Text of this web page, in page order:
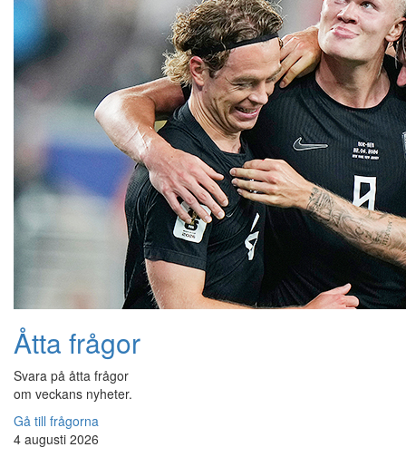
Åtta frågor
Svara på åtta frågor
om veckans nyheter.
Gå till frågorna
4 augusti 2026